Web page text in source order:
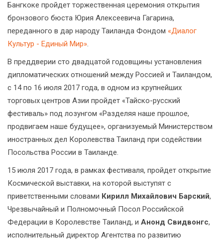
Бангкоке пройдет торжественная церемония открытия
бронзового бюста Юрия Алексеевича Гагарина,
переданного в дар народу Таиланда Фондом «Диалог
Культур - Единый Мир».
В преддверии сто двадцатой годовщины установления
дипломатических отношений между Россией и Таиландом,
с 14 по 16 июля 2017 года, в одном из крупнейших
торговых центров Азии пройдет «Тайско-русский
фестиваль» под лозунгом «Разделяя наше прошлое,
продвигаем наше будущее», организуемый Министерством
иностранных дел Королевства Таиланд при содействии
Посольства России в Таиланде.
15 июля 2017 года, в рамках фестиваля, пройдет открытие
Космической выставки, на которой выступят с
приветственными словами Кирилл Михайлович Барский,
Чрезвычайный и Полномочный Посол Российской
Федерации в Королевстве Таиланд, и Анонд Свидвонгс,
исполнительный директор Агентства по развитию